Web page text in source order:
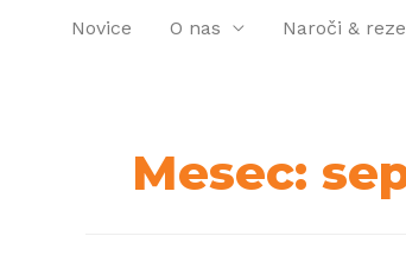
Novice O nas Naroči &
Mesec: